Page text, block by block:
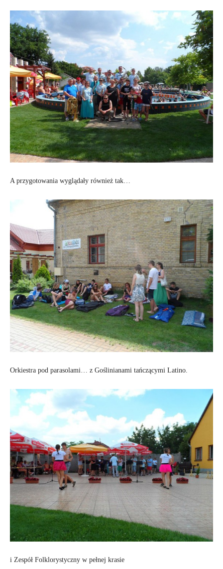
A przygotowania wyglądały również tak…
Orkiestra pod parasolami… z Goślinianami tańczącymi Latino.
i Zespół Folklorystyczny w pełnej krasie